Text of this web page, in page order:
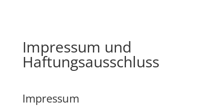
Impressum und
Haftungsausschluss
Impressum